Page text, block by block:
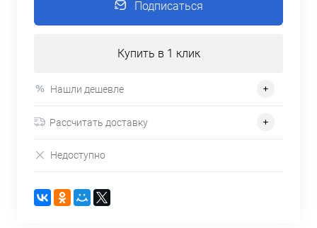
Подписаться
Купить в 1 клик
Нашли дешевле
Рассчитать доставку
Недоступно